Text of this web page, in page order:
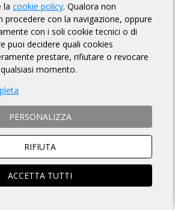
Dario
Roberto
RHO, Milano (MI)
CORSICHESI, Milano (MI)
magenta ASD, Milano (MI)
NUNZIO
lacookie policy. Qualora non
procedere con la navigazione, oppure
con i soli cookie tecnici o di
puoi decidere quali cookies
prestare, rifiutare o revocare
momento.
PERSONALIZZA
RIFIUTA
ACCETTA TUTTI